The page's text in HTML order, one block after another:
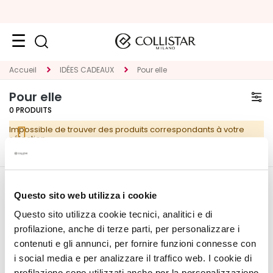
Questo sito web utilizza i cookie
Questo sito utilizza cookie tecnici, analitici e di
profilazione, anche di terze parti, per personalizzare i
contenuti e gli annunci, per fornire funzioni connesse con
i social media e per analizzare il traffico web. I cookie di
VISAGE
K
A
T
E
G
T
r
a
Accueil IDÉES CADEAUX Pour elle
Pour elle
0 PRODUITS
Impossible de trouver des produits correspondants à votre
sélection.
CORPORATE
Qui sommes-nous
Contacts
Déclaration d'accessibilité
MON PROFIL
Informations du compte
Carnet d'adresses
Mes commandes
Ma liste de souhaits